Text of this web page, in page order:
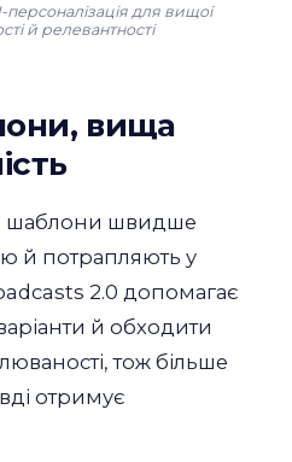
для вищої
й релевантності
вища
шаблони швидше
й потрапляють у
2.0 допомагає
й обходити
тож більше
отримує